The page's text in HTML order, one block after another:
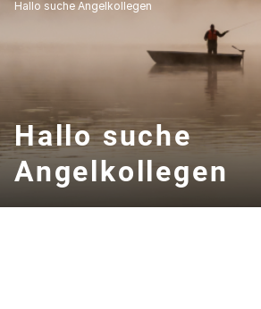
Hallo suche Angelkollegen
Hallo suche
Angelkollegen